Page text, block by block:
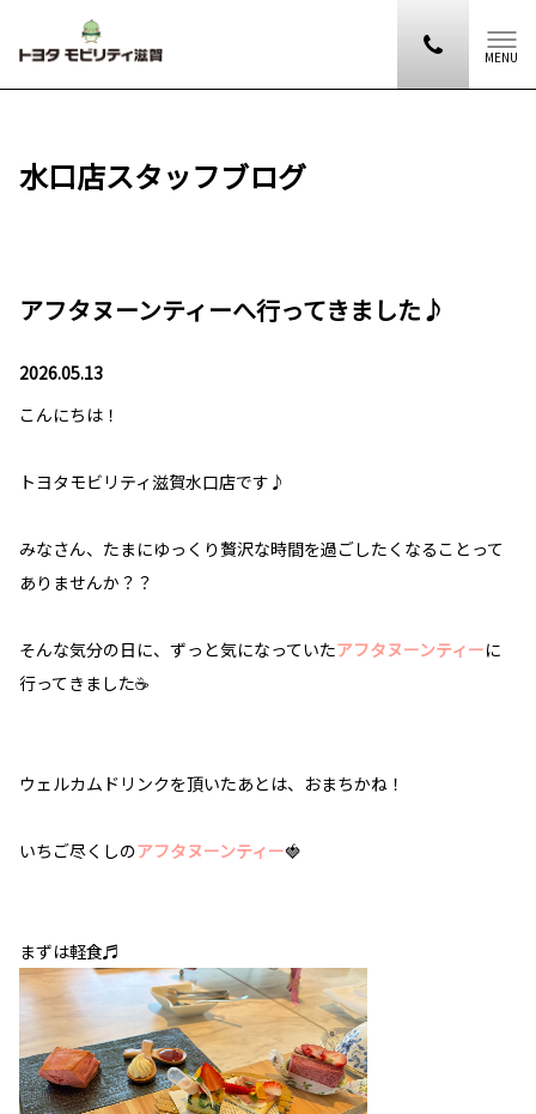
MENU
水口店スタッフブログ
アフタヌーンティーへ行ってきました♪
2026.05.13
こんにちは！
トヨタモビリティ滋賀水口店です♪
みなさん、たまにゆっくり贅沢な時間を過ごしたくなることって
ありませんか？？
そんな気分の日に、ずっと気になっていたアフタヌーンティーに
行ってきました☕
ウェルカムドリンクを頂いたあとは、おまちかね！
いちご尽くしのアフタヌーンティー🍓
まずは軽食♬